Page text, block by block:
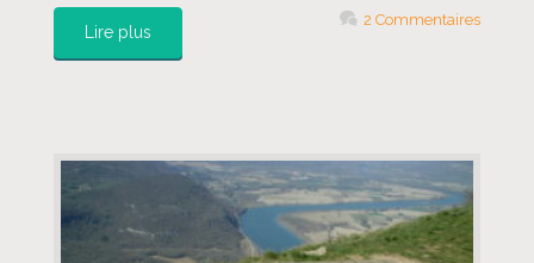
Lire plus
2 Commentaires